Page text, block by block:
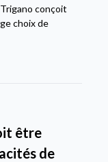
conçoit
choix de
être
de